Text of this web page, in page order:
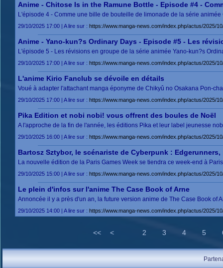
Anime - Chitose Is in the Ramune Bottle - Episode #4 -
L'épisode 4 - Comme une bille de bouteille de limonade de la série
29/10/2025 17:00 | A lire sur : https://www.manga-news.com/index.php/actus/2025/
Anime - Yano-kun?s Ordinary Days - Episode #5 - Les
L'épisode 5 - Les révisions en groupe de la série animée Yano-kun?s
29/10/2025 17:00 | A lire sur : https://www.manga-news.com/index.php/actus/2025/
L'anime Kirio Fanclub se dévoile en détails
Voué à adapter l'attachant manga éponyme de Chikyû no Osakana Pon-
29/10/2025 17:00 | A lire sur : https://www.manga-news.com/index.php/actus/2025/
Pika Edition et nobi nobi! vous offrent des boules de Noël
A l'approche de la fin de l'année, les éditions Pika et leur label jeunesse
29/10/2025 16:00 | A lire sur : https://www.manga-news.com/index.php/actus/2025/
Bartosz Sztybor, le scénariste de Cyberpunk : Edgerunners,
La nouvelle édition de la Paris Games Week se tiendra ce week-end à
29/10/2025 15:00 | A lire sur : https://www.manga-news.com/index.php/actus/2025/
Le plein d'infos sur l'anime The Case Book of Arne
Annoncée il y a près d'un an, la future version anime de The Case Book of
29/10/2025 14:00 | A lire sur : https://www.manga-news.com/index.php/actus/2025/
<< < 2 3 4 5